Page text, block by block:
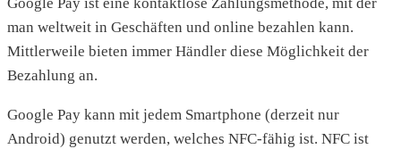
man weltweit in Geschäften und online bezahlen kann.
Mittlerweile bieten immer Händler diese Möglichkeit der
Bezahlung an.
Google Pay kann mit jedem Smartphone (derzeit nur
Android) genutzt werden, welches NFC-fähig ist. NFC ist